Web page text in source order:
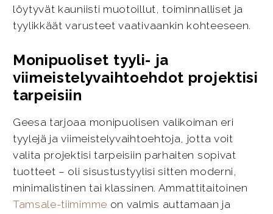
löytyvät kauniisti muotoillut, toiminnalliset ja
tyylikkäät varusteet vaativaankin kohteeseen.
Monipuoliset tyyli- ja
viimeistelyvaihtoehdot projektisi
tarpeisiin
Geesa tarjoaa monipuolisen valikoiman eri
tyylejä ja viimeistelyvaihtoehtoja, jotta voit
valita projektisi tarpeisiin parhaiten sopivat
tuotteet – oli sisustustyylisi sitten moderni,
minimalistinen tai klassinen. Ammattitaitoinen
Tamsale-tiimimme on valmis auttamaan ja